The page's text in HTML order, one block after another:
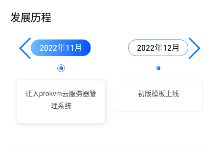
发展历程
2022年11月
迁入prokvm云服务器管
理系统
2022年12月
初版模板上线